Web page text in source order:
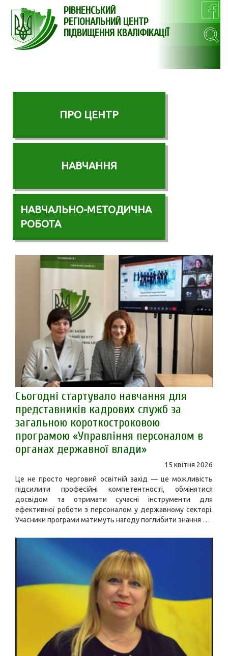
РІВНЕНСЬКИЙ
РЕГІОНАЛЬНИЙ ЦЕНТР
ПІДВИЩЕННЯ КВАЛІФІКАЦІЇ
ПРО ЦЕНТР
НАВЧАННЯ
НАВЧАЛЬНО-МЕТОДИЧНА
РОБОТА
Сьогодні стартувало навчання для
представників кадрових служб за
загальною короткостроковою
програмою «Управління персоналом в
органах державної влади»
15 квітня 2026
Це не просто черговий освітній захід — це можливість
підсилити професійні компетентності, обмінятися
досвідом та отримати сучасні інструменти для
ефективної роботи з персоналом у державному секторі.
Учасники програми матимуть нагоду поглибити знання …